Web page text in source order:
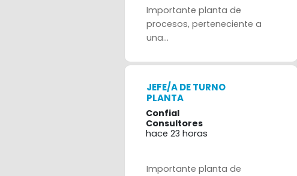
Importante planta de
procesos, perteneciente a
una...
JEFE/A DE TURNO
PLANTA
Confial
Consultores
hace 23 horas
Importante planta de